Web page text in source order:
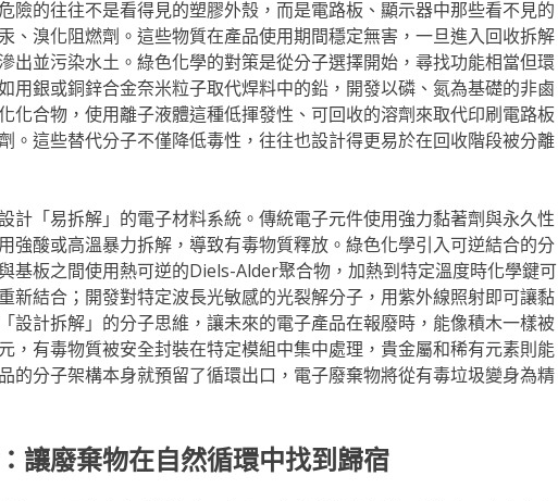
險的往往不是看得見的塑膠外殼，而是電路板、顯示器中那些看不見的
、溴化阻燃劑。這些物質在產品使用期間穩定無害，一旦進入回收拆解
出並污染水土。綠色化學的對策是從分子選擇開始，尋找功能相當但環
用銀或銅鋅合金奈米粒子取代焊料中的鉛，開發以磷、氮為基礎的非鹵
化合物，使用離子液體這種低揮發性、可回收的溶劑來取代印刷電路板
。這些替代分子不僅降低毒性，往往也設計得更易於在回收階段被分離
計「易拆解」的電子材料系統。傳統電子元件使用強力黏著劑與永久性
強酸或高溫暴力拆解，導致有毒物質釋放。綠色化學引入可逆結合的分
基板之間使用熱可逆的Diels-Alder聚合物，加熱到特定溫度時化學鍵可
新結合；開發對特定波長光敏感的光裂解分子，用紫外線照射即可讓黏
設計拆解」的分子思維，讓未來的電子產品在報廢時，能像積木一樣被
，有毒物質被安全封裝在特定模組中集中處理，貴金屬和稀有元素則能
的分子架構本身就預留了循環出口，電子廢棄物將從有毒垃圾變身為精
讓廢棄物在自然循環中找到歸宿